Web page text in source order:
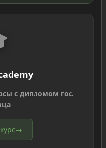
с дипломом гос.
→